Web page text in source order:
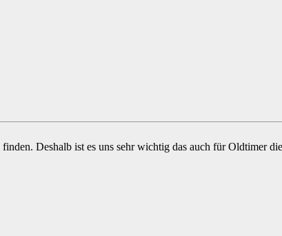
Deshalb ist es uns sehr wichtig das auch für Oldtimer